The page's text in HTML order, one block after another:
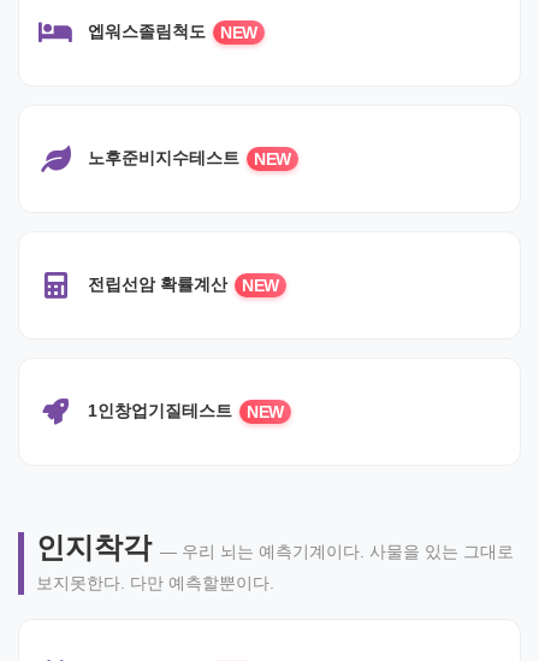
엡워스졸림척도 NEW
노후준비지수테스트 NEW
전립선암 확률계산 NEW
1인창업기질테스트 NEW
인지착각 — 우리 뇌는 예측기계이다. 사물을 있는 그대로
보지못한다. 다만 예측할뿐이다.